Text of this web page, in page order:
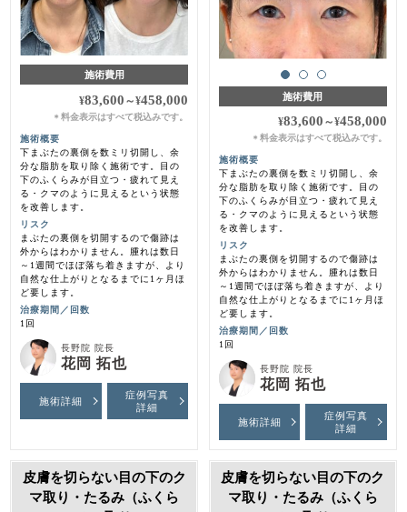
施術費用
¥83,600 ～¥458,000
＊料金表示はすべて税込みです。
施術概要
下まぶたの裏側を数ミリ切開し、余
分な脂肪を取り除く施術です。目の
下のふくらみが目立つ・疲れて見え
る・クマのように見えるという状態
を改善します。
リスク
まぶたの裏側を切開するので傷跡は
外からはわかりません。腫れは数日
～1週間でほぼ落ち着きますが、より
自然な仕上がりとなるまでに1ヶ月ほ
ど要します。
治療期間／回数
1回
長野院 院長
花岡 拓也
施術詳細
症例写真
詳細
施術費用
¥83,600 ～¥458,000
＊ 料金表示はすべて税込みです。
施術概要
下まぶたの裏側を数ミリ切開し、余
分な脂肪を取り除く施術です。目の
下のふくらみが目立つ・疲れて見え
る・クマのように見えるという状態
を改善します。
リスク
まぶたの裏側を切開するので傷跡は
外からはわかりません。腫れは数日
～1週間でほぼ落ち着きますが、より
自然な仕上がりとなるまでに1ヶ月ほ
ど要します。
治療期間／回数
1回
長野院 院長
花岡 拓也
施術詳細
症例写真
詳細
皮膚を切らない目の下のク
マ取り・たるみ（ふくら
皮膚を切らない目の下のク
マ取り・たるみ（ふくら